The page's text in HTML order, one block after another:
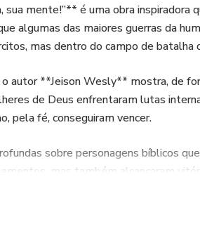
sua mente!”** é uma obra inspiradora
algumas das maiores guerras da
mas dentro do campo de batalha
autor **Jeison Wesly** mostra, de
de Deus enfrentaram lutas
pela fé, conseguiram vencer.
sobre personagens bíblicos
mas também alcançaram